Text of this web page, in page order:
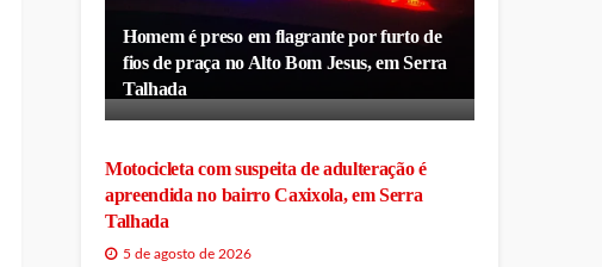
Homem é preso em flagrante por furto de
fios de praça no Alto Bom Jesus, em Serra
Talhada
Motocicleta com suspeita de adulteração é
apreendida no bairro Caxixola, em Serra
Talhada
5 de agosto de 2026